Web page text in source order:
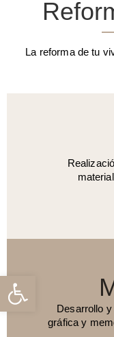
Abrir barra de
La reforma de tu
Desarrollo
gráfica y